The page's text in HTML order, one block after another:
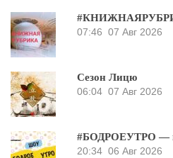
07:46 07 Авг 2026
Сезон Лицю
06:04 07 Авг 2026
#БОДРОЕУТРО —
20:34 06 Авг 2026